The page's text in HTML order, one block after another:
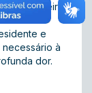
sexta-feira.
e
à
dor.